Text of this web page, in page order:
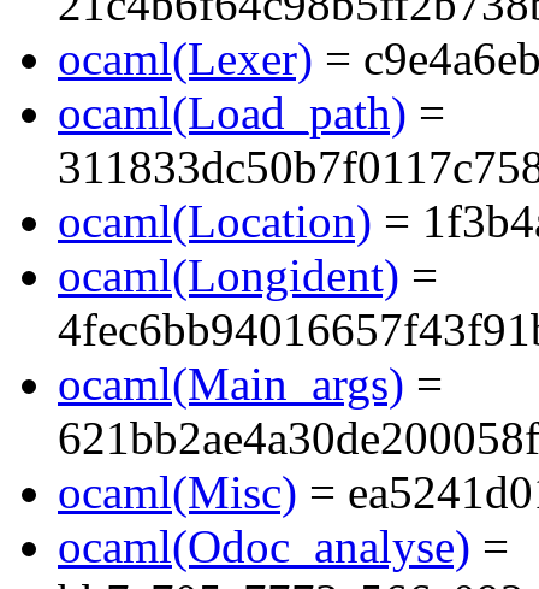
ocaml(Lexer) =
ocaml(Load_path) =
ocaml(Location) =
ocaml(Longident) =
ocaml(Main_args) =
ocaml(Misc) =
ocaml(Odoc_analyse) =